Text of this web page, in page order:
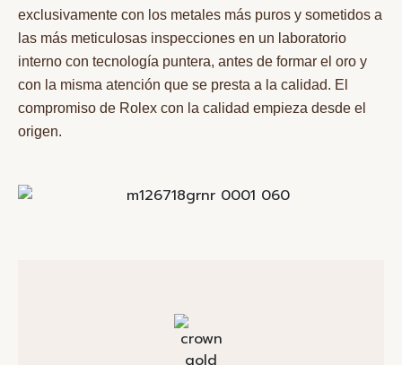
exclusivamente con los metales más puros y sometidos a
las más meticulosas inspecciones en un laboratorio
interno con tecnología puntera, antes de formar el oro y
con la misma atención que se presta a la calidad. El
compromiso de Rolex con la calidad empieza desde el
origen.